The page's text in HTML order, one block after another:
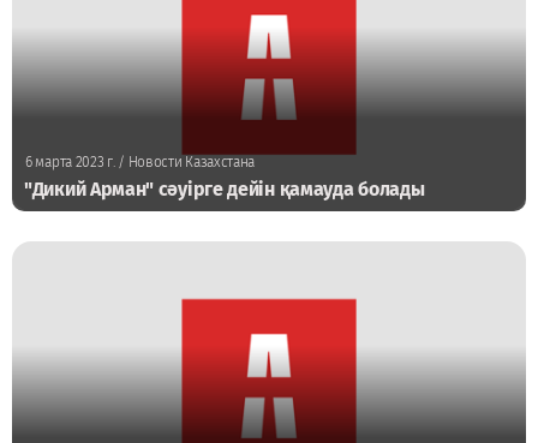
6 марта 2023 г./ Новости Казахстана
"Дикий Арман" сәуірге дейін қамауда болады